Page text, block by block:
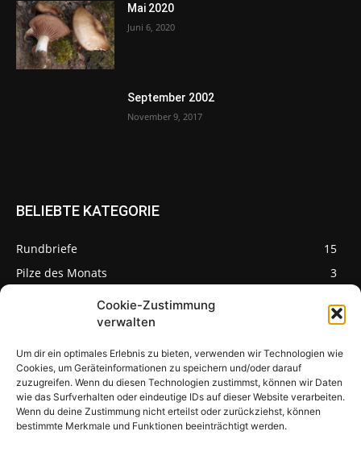
Cookie-Zustimmung
verwalten
Um dir ein optimales Erlebnis zu bieten, verwenden wir Technologien wie
Cookies, um Geräteinformationen zu speichern und/oder darauf
zuzugreifen. Wenn du diesen Technologien zustimmst, können wir Daten
wie das Surfverhalten oder eindeutige IDs auf dieser Website verarbeiten.
Wenn du deine Zustimmung nicht erteilst oder zurückziehst, können
bestimmte Merkmale und Funktionen beeinträchtigt werden.
Mai 2020
Juni 6, 2020
September 2002
November 9, 2017
BELIEBTE KATEGORIE
Rundbriefe
15
Pilze des Monats
3
Pilzseite
Seltene Pilze aus
Mainfranken und
Deutschland